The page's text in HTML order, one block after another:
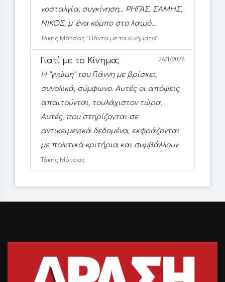
νοσταλγία, συγκίνηση... ΡΗΓΑΣ, ΣΑΜΗΣ,
ΝΙΚΟΣ, μ' ένα κόμπο στο λαιμό...
Τάκης Μάτσας '' Πάντα με τα κινήματα''
Γιατί με το Κίνημα; 26/1/2026
Η ''γνώμη'' του Γιάννη με βρίσκει,
συνολικά, σύμφωνο. Αυτές οι απόψεις
απαιτούνται, τουλάχιστον τώρα.
Αυτές, που στηρίζονται σε
αντικειμενικά δεδομένα, εκφράζονται
με πολιτικά κριτήρια και συμβάλλουν
Τάκης Μάτσας